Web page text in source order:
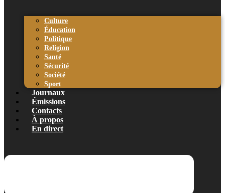
Culture
Éducation
Politique
Religion
Santé
Sécurité
Société
Sport
Journaux
Émissions
Contacts
À propos
En direct